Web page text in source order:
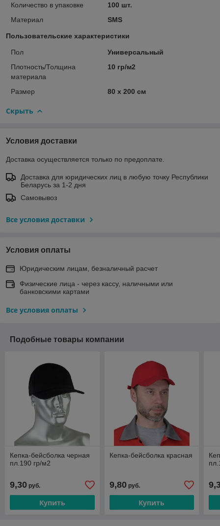
Количество в упаковке
100 шт.
Материал
SMS
Пользовательские характеристики
Пол
Универсальный
Плотность/Толщина
материала
10 гр/м2
Размер 80 х 200 см
Скрыть
Условия доставки
Доставка осуществляется только по предоплате.
Доставка для юридических лиц в любую точку Республики
Беларусь за 1-2 дня
Самовывоз
Все условия доставки
Условия оплаты
Юридическим лицам, безналичный расчет
Физические лица - через кассу, наличными или
банковскими картами
Все условия оплаты
Подобные товары компании
Кепка-бейсболка черная
пл.190 гр/м2
9,30 руб.
Купить
Кепка-бейсболка красная
9,80руб.
Купить